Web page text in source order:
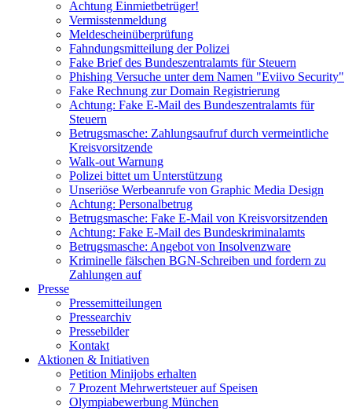
Achtung Einmietbetrüger!
Vermisstenmeldung
Meldescheinüberprüfung
Fahndungsmitteilung der Polizei
Fake Brief des Bundeszentralamts für Steuern
Phishing Versuche unter dem Namen "Eviivo Security"
Fake Rechnung zur Domain Registrierung
Achtung: Fake E-Mail des Bundeszentralamts für
Steuern
Betrugsmasche: Zahlungsaufruf durch vermeintliche
Kreisvorsitzende
Walk-out Warnung
Polizei bittet um Unterstützung
Unseriöse Werbeanrufe von Graphic Media Design
Achtung: Personalbetrug
Betrugsmasche: Fake E-Mail von Kreisvorsitzenden
Achtung: Fake E-Mail des Bundeskriminalamts
Betrugsmasche: Angebot von Insolvenzware
Kriminelle fälschen BGN-Schreiben und fordern zu
Zahlungen auf
Presse
Pressemitteilungen
Pressearchiv
Pressebilder
Kontakt
Aktionen & Initiativen
Petition Minijobs erhalten
7 Prozent Mehrwertsteuer auf Speisen
Olympiabewerbung München